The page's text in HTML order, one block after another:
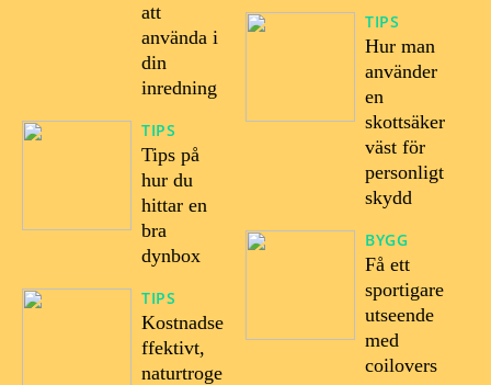
att
använda i
din
inredning
TIPS
Tips på
hur du
hittar en
bra
dynbox
TIPS
Kostnadse
ffektivt,
naturtroge
TIPS
Hur man
använder
en
skottsäker
väst för
personligt
skydd
BYGG
Få ett
sportigare
utseende
med
coilovers